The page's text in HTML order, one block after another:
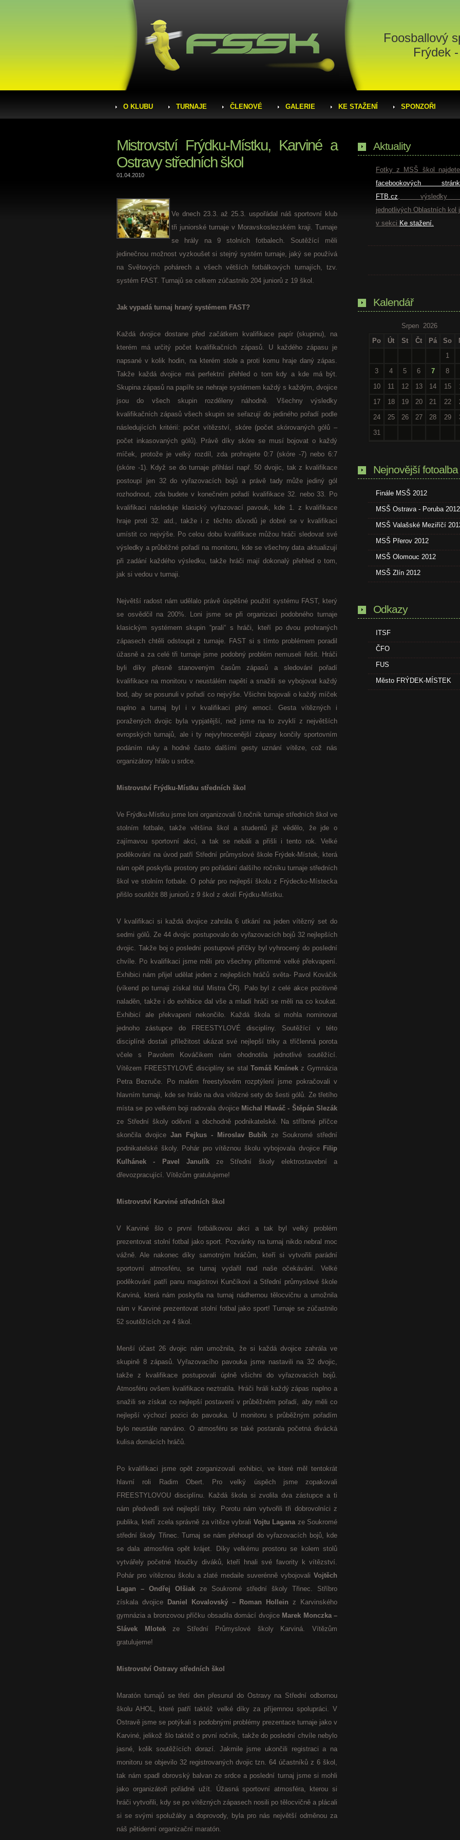
Foosballový
Frýdek
O KLUBU TURNAJE ČLENOVÉ GALERIE KE STAŽENÍ SPONZOŘI
Mistrovství Frýdku-Místku, Karviné a
Ostravy středních škol
01.04.2010
Ve dnech 23.3. až 25.3. uspořádal náš sportovní klub
tři juniorské turnaje v Moravskoslezském kraji. Turnaje
se hrály na 9 stolních fotbalech. Soutěžící měli
jedinečnou možnost vyzkoušet si stejný systém turnaje, jaký se používá
na Světových pohárech a všech větších fotbálkových turnajích, tzv.
systém FAST. Turnajů se celkem zúčastnilo 204 juniorů z 19 škol.
Jak vypadá turnaj hraný systémem FAST?
Každá dvojice dostane před začátkem kvalifikace papír (skupinu), na
kterém má určitý počet kvalifikačních zápasů. U každého zápasu je
napsané v kolik hodin, na kterém stole a proti komu hraje daný zápas.
Takže každá dvojice má perfektní přehled o tom kdy a kde má být.
Skupina zápasů na papíře se nehraje systémem každý s každým, dvojice
jsou do všech skupin rozděleny náhodně. Všechny výsledky
kvalifikačních zápasů všech skupin se seřazují do jediného pořadí podle
následujících kritérií: počet vítězství, skóre (počet skórovaných gólů –
počet inkasovaných gólů). Právě díky skóre se musí bojovat o každý
míček, protože je velký rozdíl, zda prohrajete 0:7 (skóre -7) nebo 6:7
(skóre -1). Když se do turnaje přihlásí např. 50 dvojic, tak z kvalifikace
postoupí jen 32 do vyřazovacích bojů a právě tady může jediný gól
rozhodnout, zda budete v konečném pořadí kvalifikace 32. nebo 33. Po
kvalifikaci následuje klasický vyřazovací pavouk, kde 1. z kvalifikace
hraje proti 32. atd., takže i z těchto důvodů je dobré se v kvalifikaci
umístit co nejvýše. Po celou dobu kvalifikace můžou hráči sledovat své
výsledky a průběžné pořadí na monitoru, kde se všechny data aktualizují
při zadání každého výsledku, takže hráči mají dokonalý přehled o tom,
jak si vedou v turnaji.
Největší radost nám udělalo právě úspěšné použití systému FAST, který
se osvědčil na 200%. Loni jsme se při organizaci podobného turnaje
klasickým systémem skupin “prali“ s hráči, kteří po dvou prohraných
zápasech chtěli odstoupit z turnaje. FAST si s tímto problémem poradil
úžasně a za celé tři turnaje jsme podobný problém nemuseli řešit. Hráči
byli díky přesně stanoveným časům zápasů a sledování pořadí
kvalifikace na monitoru v neustálém napětí a snažili se vybojovat každý
bod, aby se posunuli v pořadí co nejvýše. Všichni bojovali o každý míček
naplno a turnaj byl i v kvalifikaci plný emocí. Gesta vítězných i
poražených dvojic byla vypjatější, než jsme na to zvyklí z největších
evropských turnajů, ale i ty nejvyhrocenější zápasy končily sportovním
podáním ruky a hodně často dalšími gesty uznání vítěze, což nás
organizátory hřálo u srdce.
Mistrovství Frýdku-Místku středních škol
Ve Frýdku-Místku jsme loni organizovali 0.ročník turnaje středních škol ve
stolním fotbale, takže většina škol a studentů již vědělo, že jde o
zajímavou sportovní akci, a tak se nebáli a přišli i tento rok. Velké
poděkování na úvod patří Střední průmyslové škole Frýdek-Místek, která
nám opět poskytla prostory pro pořádání dalšího ročníku turnaje středních
škol ve stolním fotbale. O pohár pro nejlepší školu z Frýdecko-Místecka
přišlo soutěžit 88 juniorů z 9 škol z okolí Frýdku-Místku.
V kvalifikaci si každá dvojice zahrála 6 utkání na jeden vítězný set do
sedmi gólů. Ze 44 dvojic postupovalo do vyřazovacích bojů 32 nejlepších
dvojic. Takže boj o poslední postupové příčky byl vyhrocený do poslední
chvíle. Po kvalifikaci jsme měli pro všechny přítomné velké překvapení.
Exhibici nám přijel udělat jeden z nejlepších hráčů světa- Pavol Kováčik
(víkend po turnaji získal titul Mistra ČR). Palo byl z celé akce pozitivně
naladěn, takže i do exhibice dal vše a mladí hráči se měli na co koukat.
Exhibicí ale překvapení nekončilo. Každá škola si mohla nominovat
jednoho zástupce do FREESTYLOVÉ disciplíny. Soutěžící v této
disciplíně dostali příležitost ukázat své nejlepší triky a tříčlenná porota
včele s Pavolem Kováčikem nám ohodnotila jednotlivé soutěžící.
Vítězem FREESTYLOVÉ disciplíny se stal Tomáš Kmínekz Gymnázia
Petra Bezruče. Po malém freestylovém rozptýlení jsme pokračovali v
hlavním turnaji, kde se hrálo na dva vítězné sety do šesti gólů. Ze třetího
místa se po velkém boji radovala dvojice Michal Hlaváč - Štěpán Slezák
ze Střední školy oděvní a obchodně podnikatelské. Na stříbrné příčce
skončila dvojice Jan Fejkus - Miroslav Bubík ze Soukromé střední
podnikatelské školy. Pohár pro vítěznou školu vybojovala dvojice Filip
Kulhánek - Pavel Janulíkze Střední školy elektrostavební a
dřevozpracující. Vítězům gratulujeme!
Mistrovství Karviné středních škol
V Karviné šlo o první fotbálkovou akci a tak byl velký problém
prezentovat stolní fotbal jako sport. Pozvánky na turnaj nikdo nebral moc
vážně. Ale nakonec díky samotným hráčům, kteří si vytvořili parádní
sportovní atmosféru, se turnaj vydařil nad naše očekávání. Velké
poděkování patří panu magistrovi Kunčíkovi a Střední průmyslové škole
Karviná, která nám poskytla na turnaj nádhernou tělocvičnu a umožnila
nám v Karviné prezentovat stolní fotbal jako sport! Turnaje se zúčastnilo
52 soutěžících ze 4 škol.
Menší účast 26 dvojic nám umožnila, že si každá dvojice zahrála ve
skupině 8 zápasů. Vyřazovacího pavouka jsme nastavili na 32 dvojic,
takže z kvalifikace postupovali úplně všichni do vyřazovacích bojů.
Atmosféru ovšem kvalifikace neztratila. Hráči hráli každý zápas naplno a
snažili se získat co nejlepší postavení v průběžném pořadí, aby měli co
nejlepší výchozí pozici do pavouka. U monitoru s průběžným pořadím
bylo neustále narváno. O atmosféru se také postarala početná divácká
kulisa domácích hráčů.
Po kvalifikaci jsme opět zorganizovali exhibici, ve které měl tentokrát
hlavní roli Radim Obert. Pro velký úspěch jsme zopakovali
FREESTYLOVOU disciplínu. Každá škola si zvolila dva zástupce a ti
nám předvedli své nejlepší triky. Porotu nám vytvořili tři dobrovolníci z
publika, kteří zcela správně za vítěze vybrali Vojtu Laganaze Soukromé
střední školy Třinec. Turnaj se nám přehoupl do vyřazovacích bojů, kde
se dala atmosféra opět krájet. Díky velkému prostoru se kolem stolů
vytvářely početné hloučky diváků, kteří hnali své favority k vítězství.
Pohár pro vítěznou školu a zlaté medaile suverénně vybojovali Vojtěch
Lagan – Ondřej Olšiak ze Soukromé střední školy Třinec. Stříbro
získala dvojice
Daniel Kovalovský – Roman Hollein z Karvinského
gymnázia a bronzovou příčku obsadila domácí dvojice Marek Monczka –
Slávek Mlotekze Střední Průmyslové školy Karviná. Vítězům
gratulujeme!
Mistrovství Ostravy středních škol
Maratón turnajů se třetí den přesunul do Ostravy na Střední odbornou
školu AHOL, které patří taktéž velké díky za příjemnou spolupráci. V
Ostravě jsme se potýkali s podobnými problémy prezentace turnaje jako v
Karviné, jelikož šlo taktéž o první ročník, takže do poslední chvíle nebylo
jasné, kolik soutěžících dorazí. Jakmile jsme ukončili registraci a na
monitoru se objevilo 32 registrovaných dvojic tzn. 64 účastníků z 6 škol,
tak nám spadl obrovský balvan ze srdce a poslední turnaj jsme si mohli
jako organizátoři pořádně užít. Úžasná sportovní atmosféra, kterou si
hráči vytvořili, kdy se po vítězných zápasech nosili po tělocvičně a plácali
si se svými spolužáky a doprovody, byla pro nás největší odměnou za
náš pětidenní organizační maratón.
Aktuality
Fotky z MSŠ škol
facebookových
FTB.cz,
jednotlivých Oblastních kol
v sekci Ke stažení.
Kalendář
Srpen 2026
Po
Út St Čt Pá So
1
3
4 5 6 7
8
10
11 12 13 14 15
17
18 19 20 21 22
24
25 26 27 28 29
31
Nejnovější fotoalba
Finále MSŠ 2012
MSŠ Ostrava - Poruba 2012
MSŠ Valašské Meziříčí
MSŠ Přerov 2012
MSŠ Olomouc 2012
MSŠ Zlín 2012
Odkazy
ITSF
ČFO
FUS
Město FRÝDEK-MÍSTEK